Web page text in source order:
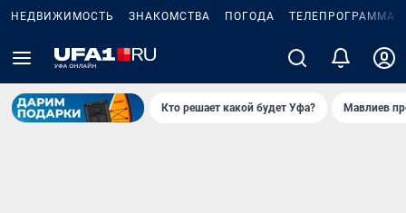
НЕДВИЖИМОСТЬ ЗНАКОМСТВА ПОГОДА ТЕЛЕПРОГРАММА
Кто решает какой будет Уфа? Мавлиев